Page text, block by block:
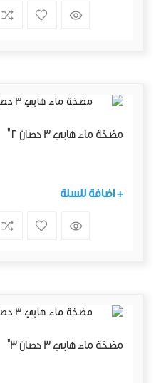
مضخة ماء هابي 3 حصان 2"
+ اضافة للسلة
مضخة ماء هابي 3 حصان 3"